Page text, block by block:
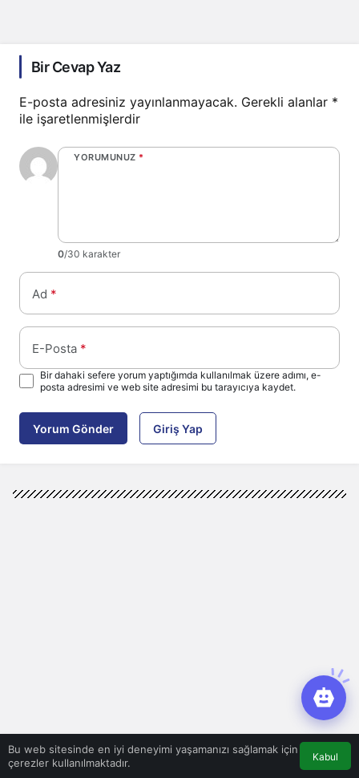
Bir Cevap Yaz
E-posta adresiniz yayınlanmayacak. Gerekli alanlar *
ile işaretlenmişlerdir
YORUMUNUZ *
0/30 karakter
Ad *
E-Posta *
Bir dahaki sefere yorum yaptığımda kullanılmak üzere adımı, e-
posta adresimi ve web site adresimi bu tarayıcıya kaydet.
Yorum Gönder Giriş Yap
Bu web sitesinde en iyi deneyimi yaşamanızı sağlamak için
çerezler kullanılmaktadır.
Kabul